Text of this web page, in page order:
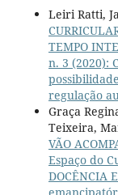
Leiri Ratti,
TEMPO
n. 3 (2020):
regulação
Graça
Teixeira,
VÃO
Espaço do
DOCÊNCIA